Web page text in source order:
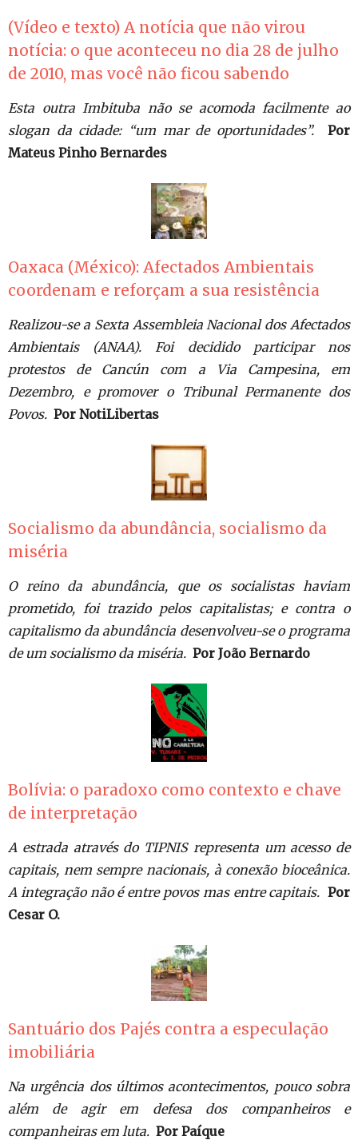
(Vídeo e texto) A notícia que não virou
notícia: o que aconteceu no dia 28 de julho
de 2010, mas você não ficou sabendo
Esta outra Imbituba não se acomoda facilmente ao
slogan da cidade: “um mar de oportunidades”.
Por
Mateus Pinho Bernardes
Oaxaca (México): Afectados Ambientais
coordenam e reforçam a sua resistência
Realizou-se a Sexta Assembleia Nacional dos Afectados
Ambientais (ANAA). Foi decidido participar nos
protestos de Cancún com a Via Campesina, em
Dezembro, e promover o Tribunal Permanente dos
Povos. Por NotiLibertas
Socialismo da abundância, socialismo da
miséria
O reino da abundância, que os socialistas haviam
prometido, foi trazido pelos capitalistas; e contra o
capitalismo da abundância desenvolveu-se o programa
de um socialismo da miséria. Por João Bernardo
Bolívia: o paradoxo como contexto e chave
de interpretação
A estrada através do TIPNIS representa um acesso de
capitais, nem sempre nacionais, à conexão bioceânica.
A integração não é entre povos mas entre capitais. Por
Cesar O.
Santuário dos Pajés contra a especulação
imobiliária
Na urgência dos últimos acontecimentos, pouco sobra
além de agir em defesa dos companheiros e
companheiras em luta. Por Paíque